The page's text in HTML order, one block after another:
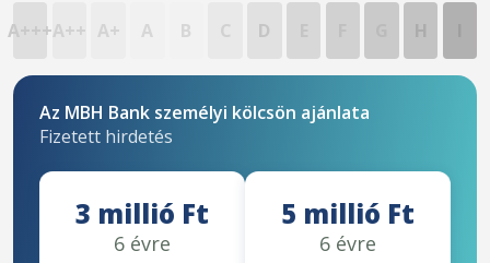
A+++A++ A+ A B C D
Az MBH Bank személyi kölcsön ajánlata
Fizetett hirdetés
3 millió Ft
6 évre
5 millió Ft
6 évre